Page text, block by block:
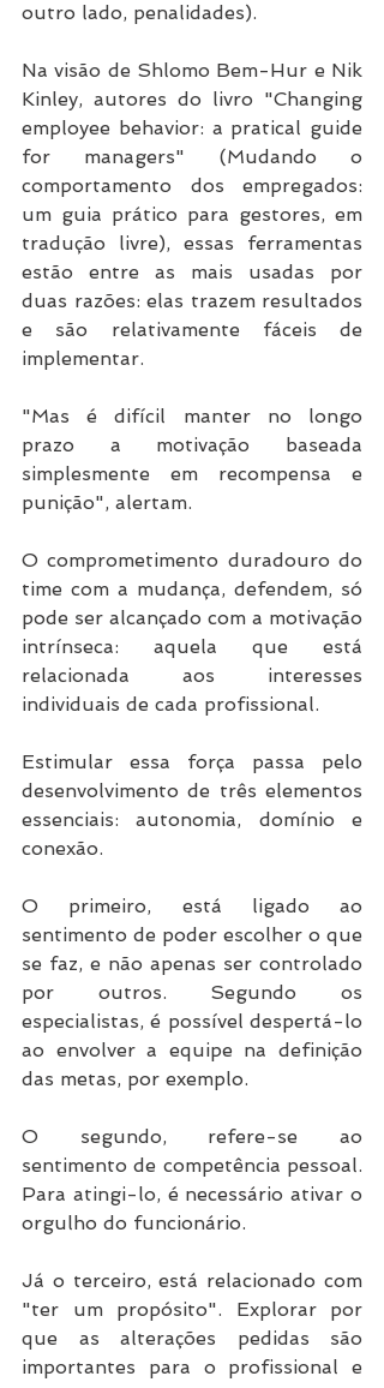
outro lado, penalidades).
Na visão de Shlomo Bem-Hur e Nik
Kinley, autores do livro "Changing
employee behavior: a pratical guide
for managers" (Mudando o
comportamento dos empregados:
um guia prático para gestores, em
tradução livre), essas ferramentas
estão entre as mais usadas por
duas razões: elas trazem resultados
e são relativamente fáceis de
implementar.
"Mas é difícil manter no longo
prazo a motivação baseada
simplesmente em recompensa e
punição", alertam.
O comprometimento duradouro do
time com a mudança, defendem, só
pode ser alcançado com a motivação
intrínseca: aquela que está
relacionada aos interesses
individuais de cada profissional.
Estimular essa força passa pelo
desenvolvimento de três elementos
essenciais: autonomia, domínio e
conexão.
O primeiro, está ligado ao
sentimento de poder escolher o que
se faz, e não apenas ser controlado
por outros. Segundo os
especialistas, é possível despertá-lo
ao envolver a equipe na definição
das metas, por exemplo.
O segundo, refere-se ao
sentimento de competência pessoal.
Para atingi-lo, é necessário ativar o
orgulho do funcionário.
Já o terceiro, está relacionado com
"ter um propósito". Explorar por
que as alterações pedidas são
importantes para o profissional e